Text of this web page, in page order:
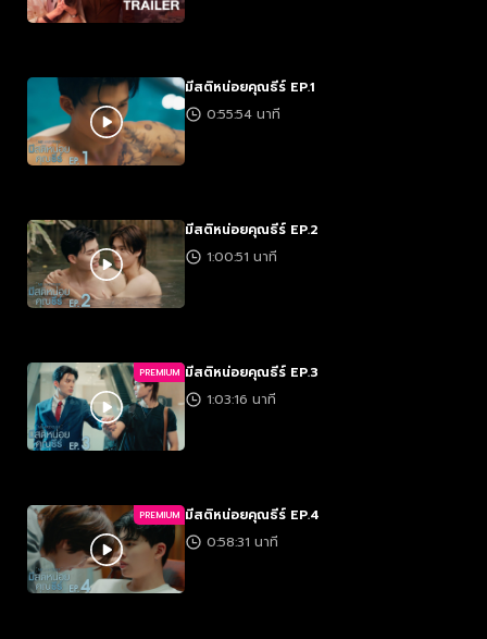
มีสติหน่อยคุณธีร์ EP.1
0:55:54 นาที
มีสติหน่อยคุณธีร์ EP.2
1:00:51 นาที
PREMIUM มีสติหน่อยคุณธีร์ EP.3
1:03:16 นาที
PREMIUM มีสติหน่อยคุณธีร์ EP.4
0:58:31 นาที